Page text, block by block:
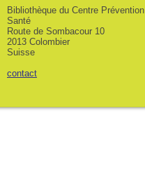
Bibliothèque du Centre Prévention
Santé
Route de Sombacour 10
2013 Colombier
Suisse
contact